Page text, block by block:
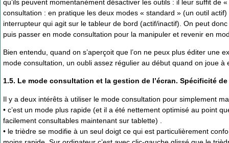
qu’ils peuvent momentanément désactiver les outils : il leur suffit de
consultation : en pratique les deux modes « standard » (un outil
interrupteur qui agit sur le tableur de bord (actif/inactif). On peut
puis passer en mode consultation pour la manipuler et revenir en
Bien entendu, quand on s’aperçoit que l’on ne peux plus éditer une
mode consultation, un oubli assez régulier au début quand on joue
1.5. Le mode consultation et la gestion de l’écran. Spécificité de
Il y a deux intérêts à utiliser le mode consultation pour simplement
• c’est un mode plus rapide (et il a été nettement optimisé au point
facilement consultables maintenant sur tablette) .
• le trièdre se modifie à un seul doigt ce qui est particulièrement